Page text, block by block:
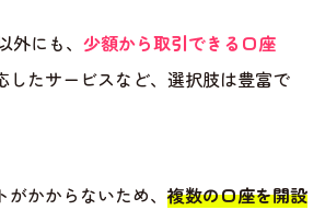
にも、 少額から取引できる口座
したサービスなど、選択肢は豊富で
がかからないため、複数の口座を開設